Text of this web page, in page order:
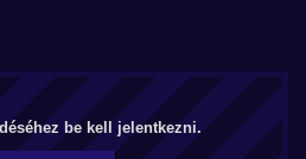
be kell jelentkezni.